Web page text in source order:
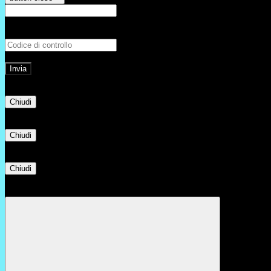
Chiudi
Chiudi
Chiudi